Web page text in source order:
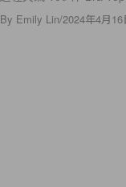
By Emily Lin/2024年4月16